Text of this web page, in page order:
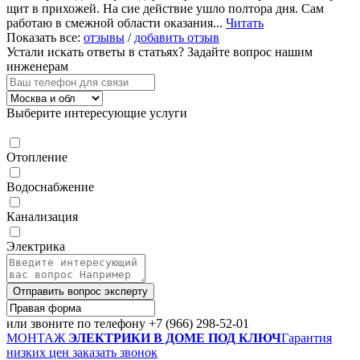
щит в прихожей. На сие действие ушло полтора дня. Сам
работаю в смежной области оказания... Читать
Показать все: отзывы / добавить отзыв
Устали искать ответы в статьях? Задайте вопрос нашим
инженерам
Выберите интересующие услуги
Отопление
Водоснабжение
Канализация
Электрика
Отправить вопрос эксперту
или звоните по телефону +7 (966) 298-52-01
МОНТАЖ ЭЛЕКТРИКИ В ДОМЕ ПОД КЛЮЧГарантия
низких цен заказать звонок